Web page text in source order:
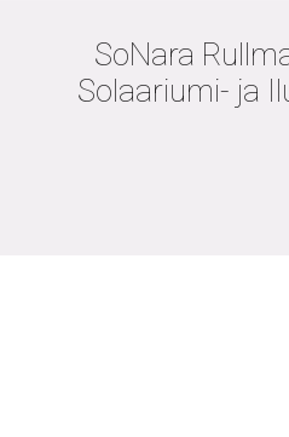
SoNara
Solaariumi- ja